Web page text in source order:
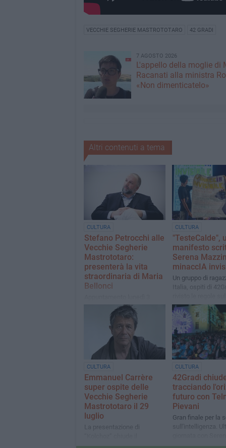
VECCHIE SEGHERIE MASTROTOTARO 42 GRADI
7 AGOSTO 2026
L'appello della moglie di
Racanati alla ministra
«Non dimenticatelo»
Altri contenuti a tema
CULTURA
Stefano Petrocchi alle
Vecchie Segherie
Mastrototaro:
presenterà la vita
straordinaria di Maria
Bellonci
agosto con "Romanzo
CULTURA
"TesteCalde",
manifesto
Serena
minaccIA
Un gruppo di
Italia, ospiti di
social e AI
CULTURA
Emmanuel Carrère
super ospite delle
Vecchie Segherie
Mastrototaro il 29
luglio
La presentazione di
programma di luglio in
CULTURA
42Gradi
tracciando
futuro con
Pievani
Gran finale per la
sull'intelligenza.
giornata con
e Giorgio Volpi